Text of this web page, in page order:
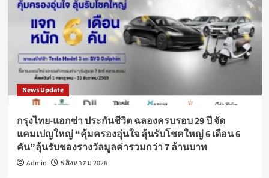
News Update
กรุงไทย-แอกซ่า ประกันชีวิต ฉลองครบรอบ 29 ปี จัด
แคมเปญใหญ่ “คุ้มครองอุ่นใจ ลุ้นรับโชคใหญ่ 6 เดือน 6
คัน”ลุ้นรับของรางวัลมูลค่ารวมกว่า 7 ล้านบาท
Admin 5 สิงหาคม 2026